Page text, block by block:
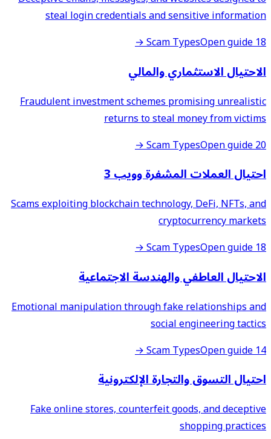
steal login credentials and sensitive information
18 Scam Types
Open guide →
الاحتيال الاستثماري والمالي
Fraudulent investment schemes promising unrealistic
returns to steal money from victims
20 Scam Types
Open guide →
احتيال العملات المشفرة وويب 3
Scams exploiting blockchain technology, DeFi, NFTs, and
cryptocurrency markets
18 Scam Types
Open guide →
الاحتيال العاطفي والهندسة الاجتماعية
Emotional manipulation through fake relationships and
social engineering tactics
14 Scam Types
Open guide →
احتيال التسوق والتجارة الإلكترونية
Fake online stores, counterfeit goods, and deceptive
shopping practices